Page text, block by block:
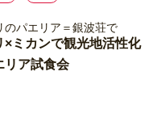
×ミカンで観光地活性化
ア試食会